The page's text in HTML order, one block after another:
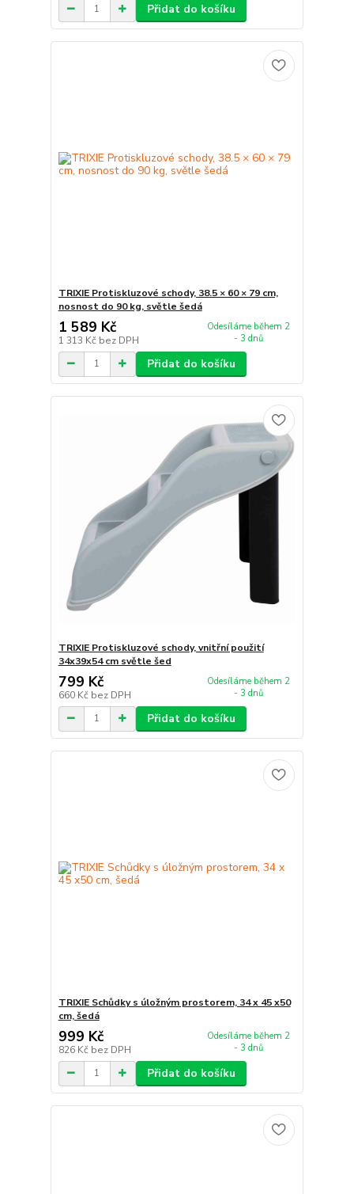
Přidat do košíku
TRIXIE Protiskluzové schody, 38.5 × 60 × 79 cm,
nosnost do 90 kg, světle šedá
1 589 Kč
1 313 Kč bez DPH
Odesíláme během 2
- 3 dnů
Přidat do košíku
TRIXIE Protiskluzové schody, vnitřní použití
34x39x54 cm světle šed
799 Kč
660 Kč bez DPH
Odesíláme během 2
- 3 dnů
Přidat do košíku
TRIXIE Schůdky s úložným prostorem, 34 x 45 x50
cm, šedá
999 Kč
826 Kč bez DPH
Odesíláme během 2
- 3 dnů
Přidat do košíku